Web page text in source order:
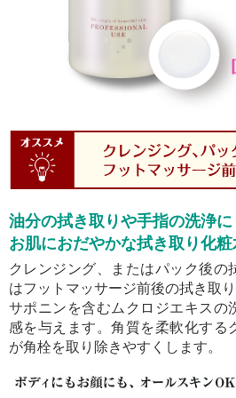
油分の拭き取りや手指の洗浄に
お肌におだやかな拭き取り化粧
クレンジング、またはパック後の
はフットマッサージ前後の拭き取
サポニンを含むムクロジエキスの
感を与えます。角質を柔軟化する
が角栓を取り除きやすくします。